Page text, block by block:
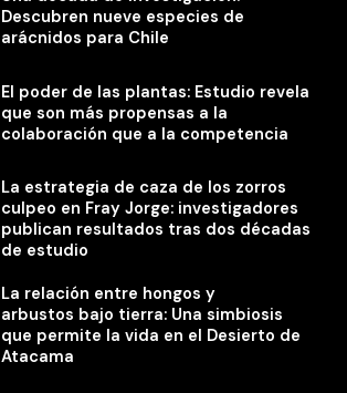
Descubren nueve especies de
arácnidos para Chile
El poder de las plantas: Estudio revela
que son más propensas a la
colaboración que a la competencia
La estrategia de caza de los zorros
culpeo en Fray Jorge: investigadores
publican resultados tras dos décadas
de estudio
La relación entre hongos y
arbustos bajo tierra: Una simbiosis
que permite la vida en el Desierto de
Atacama